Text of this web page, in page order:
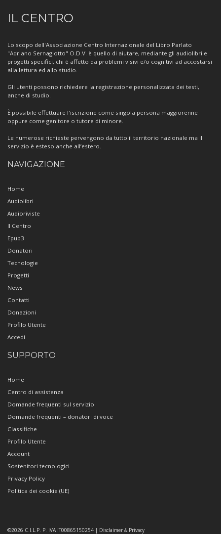
Informazioni
sul
Centro
IL CENTRO
Lo scopo dell'Associazione Centro Internazionale del Libro Parlato
"Adriano Sernagiotto" O.D.V. è quello di aiutare, mediante gli audiolibri e
progetti specifici, chi è affetto da problemi visivi e/o cognitivi ad accostarsi
alla lettura ed allo studio.
Gli utenti possono richiedere la registrazione personalizzata dei testi,
anche di studio.
È possibile effettuare l'iscrizione come singola persona maggiorenne
oppure come genitore o tutore di minore.
Le numerose richieste pervengono da tutto il territorio nazionale ma il
servizio è esteso anche all’estero.
NAVIGAZIONE
Home
Audiolibri
Audioriviste
Il Centro
Epub3
Donatori
Tecnologie
Progetti
News
Contatti
Donazioni
Profilo Utente
Accedi
SUPPORTO
Home
Centro di assistenza
Domande frequenti sul servizio
Domande frequenti – donatori di voce
Classifiche
Profilo Utente
Account
Sostenitori tecnologici
Privacy Policy
Politica dei cookie (UE)
©2026 C.I.L.P. P. IVA IT00865150254 | Disclaimer & Privacy